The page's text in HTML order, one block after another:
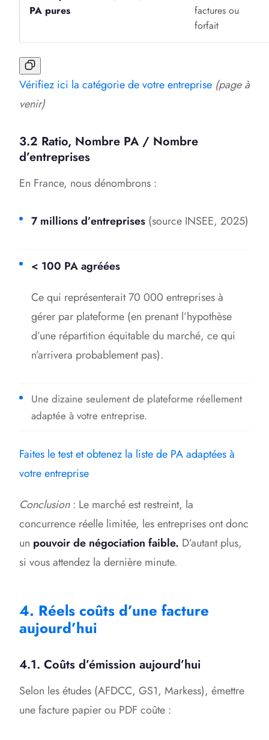
PA pures
factures ou
forfait
Vérifiez ici la catégorie de votre entreprise (page à
venir)
3.2 Ratio, Nombre PA / Nombre
d’entreprises
En France, nous dénombrons :
7 millions d’entreprises (source INSEE, 2025)
< 100 PA agréées
Ce qui représenterait 70 000 entreprises à
gérer par plateforme (en prenant l’hypothèse
d’une répartition équitable du marché, ce qui
n’arrivera probablement pas).
Une dizaine seulement de plateforme réellement
adaptée à votre entreprise.
Faites le test et obtenez la liste de PA adaptées à
votre entreprise
Conclusion: Le marché est restreint, la
concurrence réelle limitée, les entreprises ont donc
un pouvoir de négociation faible. D’autant plus,
si vous attendez la dernière minute.
4. Réels coûts d’une facture
aujourd’hui
4.1. Coûts d’émission aujourd’hui
Selon les études (AFDCC, GS1, Markess), émettre
une facture papier ou PDF coûte :